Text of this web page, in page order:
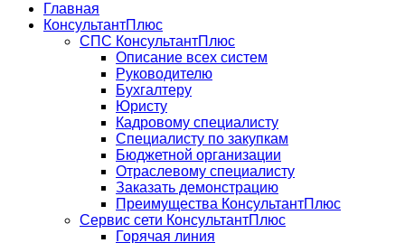
Главная
КонсультантПлюс
СПС КонсультантПлюс
Описание всех систем
Руководителю
Бухгалтеру
Юристу
Кадровому специалисту
Специалисту по закупкам
Бюджетной организации
Отраслевому специалисту
Заказать демонстрацию
Преимущества КонсультантПлюс
Сервис сети КонсультантПлюс
Горячая линия